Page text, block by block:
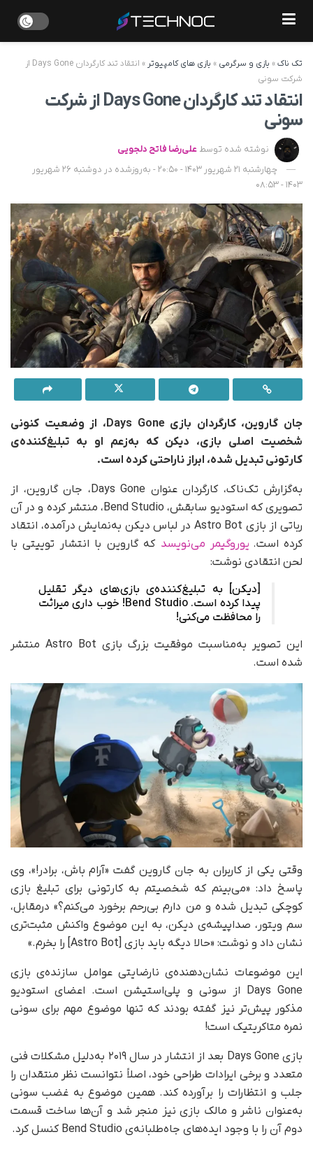
تک ناک» بازی و سرگرمی » بازی های کامپیوتر »
انتقاد تند کارگردان Days Gone از
شرکت سونی
انتقاد تند کارگردان Days Gone از شرکت
سونی
نوشته شده توسط علی‌رضا فاتح دلجویی
چهارشنبه 21 شهریور 1403 - 20:50 - به‌روزشده در دوشنبه 26 شهریور
1403 - 08:53
جان گاروین، کارگردان بازی Days Gone، از وضعیت کنونی
شخصیت اصلی بازی، دیکن که به‌زعم او به تبلیغ‌کننده‌ی
کارتونی تبدیل شده، ابراز ناراحتی کرده است.
به‌گزارش تک‌ناک، کارگردان عنوان Days Gone، جان گاروین، از
تصویری که استودیو سابقش، Bend Studio، منتشر کرده و در آن
رباتی از بازی Astro Bot در لباس دیکن به‌نمایش درآمده، انتقاد
کرده است. یوروگیمر می‌نویسد که گاروین با انتشار توییتی با
لحن انتقادی نوشت:
[دیکن] به تبلیغ‌کننده‌ی بازی‌های دیگر تقلیل
پیدا کرده است. Bend Studio! خوب داری میراثت
را محافظت می‌کنی!
این تصویر به‌مناسبت موفقیت بزرگ بازی Astro Bot منتشر
شده است.
وقتی یکی از کاربران به جان گاروین گفت «آرام باش، برادر!»، وی
پاسخ داد: «می‌بینم که شخصیتم به کارتونی برای تبلیغ بازی
کوچکی تبدیل شده و من دارم بی‌رحم برخورد می‌کنم؟» در‌مقابل،
سم ویتور، صداپیشه‌ی دیکن، به این موضوع واکنش مثبت‌تری
نشان داد و نوشت: «حالا دیگه باید بازی [Astro Bot] را بخرم.»
این موضوعات نشان‌دهنده‌ی نارضایتی عوامل سازنده‌ی بازی
Days Gone از سونی و پلی‌استیشن است. اعضای استودیو
مذکور پیش‌تر نیز گفته بودند که تنها موضوع مهم برای سونی
نمره متاکریتیک است!
بازی Days Gone بعد از انتشار در سال ۲۰۱۹ به‌دلیل مشکلات فنی
متعدد و برخی ایرادات طراحی خود، اصلاً نتوانست نظر منتقدان را
جلب و انتظارات را برآورده کند. همین موضوع به غضب سونی
به‌عنوان ناشر و مالک بازی نیز منجر شد و آن‌ها ساخت قسمت
دوم آن را با وجود ایده‌های جاه‌طلبانه‌ی Bend Studio کنسل کرد.